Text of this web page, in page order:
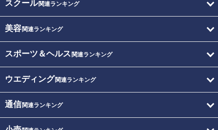
スクール関連ランキング
美容関連ランキング
スポーツ＆ヘルス 関連ランキング
ウエディング関連ランキング
通信関連ランキング